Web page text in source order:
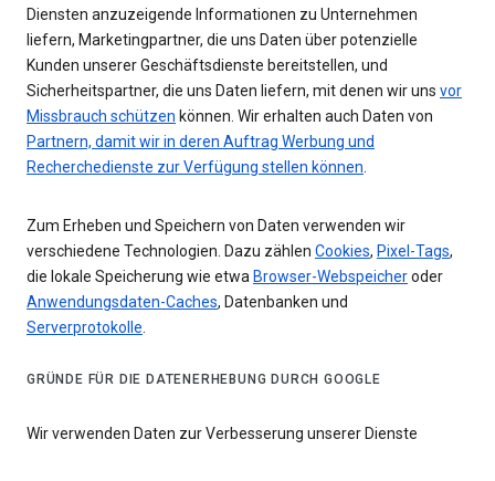
Diensten anzuzeigende Informationen zu Unternehmen
liefern, Marketingpartner, die uns Daten über potenzielle
Kunden unserer Geschäftsdienste bereitstellen, und
Sicherheitspartner, die uns Daten liefern, mit denen wir uns vor
Missbrauch schützen können. Wir erhalten auch Daten von
Partnern, damit wir in deren Auftrag Werbung und
Recherchedienste zur Verfügung stellen können.
Zum Erheben und Speichern von Daten verwenden wir
verschiedene Technologien. Dazu zählen Cookies, Pixel-Tags,
die lokale Speicherung wie etwa Browser-Webspeicheroder
Anwendungsdaten-Caches, Datenbanken und
Serverprotokolle.
GRÜNDE FÜR DIE DATENERHEBUNG DURCH GOOGLE
Wir verwenden Daten zur Verbesserung unserer Dienste